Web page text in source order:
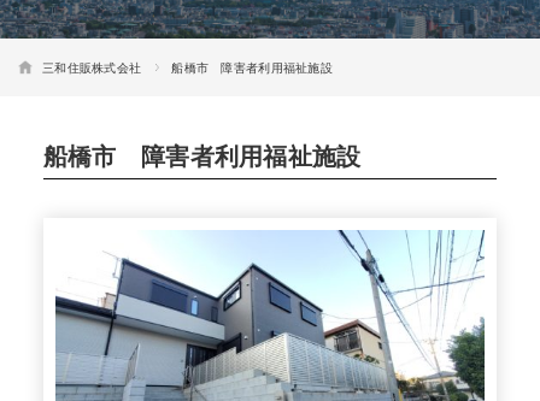
三和住販株式会社 船橋市 障害者利用福祉施設
船橋市 障害者利用福祉施設